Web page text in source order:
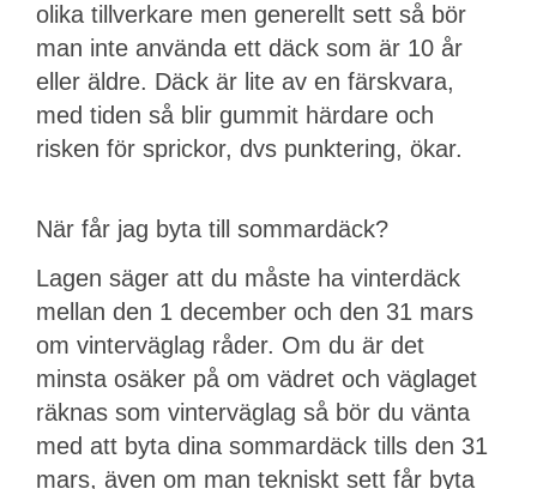
olika tillverkare men generellt sett så bör
man inte använda ett däck som är 10 år
eller äldre. Däck är lite av en färskvara,
med tiden så blir gummit härdare och
risken för sprickor, dvs punktering, ökar.
När får jag byta till sommardäck?
Lagen säger att du måste ha vinterdäck
mellan den 1 december och den 31 mars
om vinterväglag råder. Om du är det
minsta osäker på om vädret och väglaget
räknas som vinterväglag så bör du vänta
med att byta dina sommardäck tills den 31
mars, även om man tekniskt sett får byta